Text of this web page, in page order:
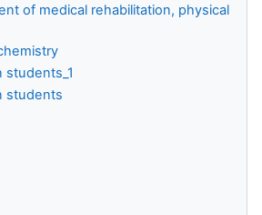
of medical rehabilitation, physical
students_1
students